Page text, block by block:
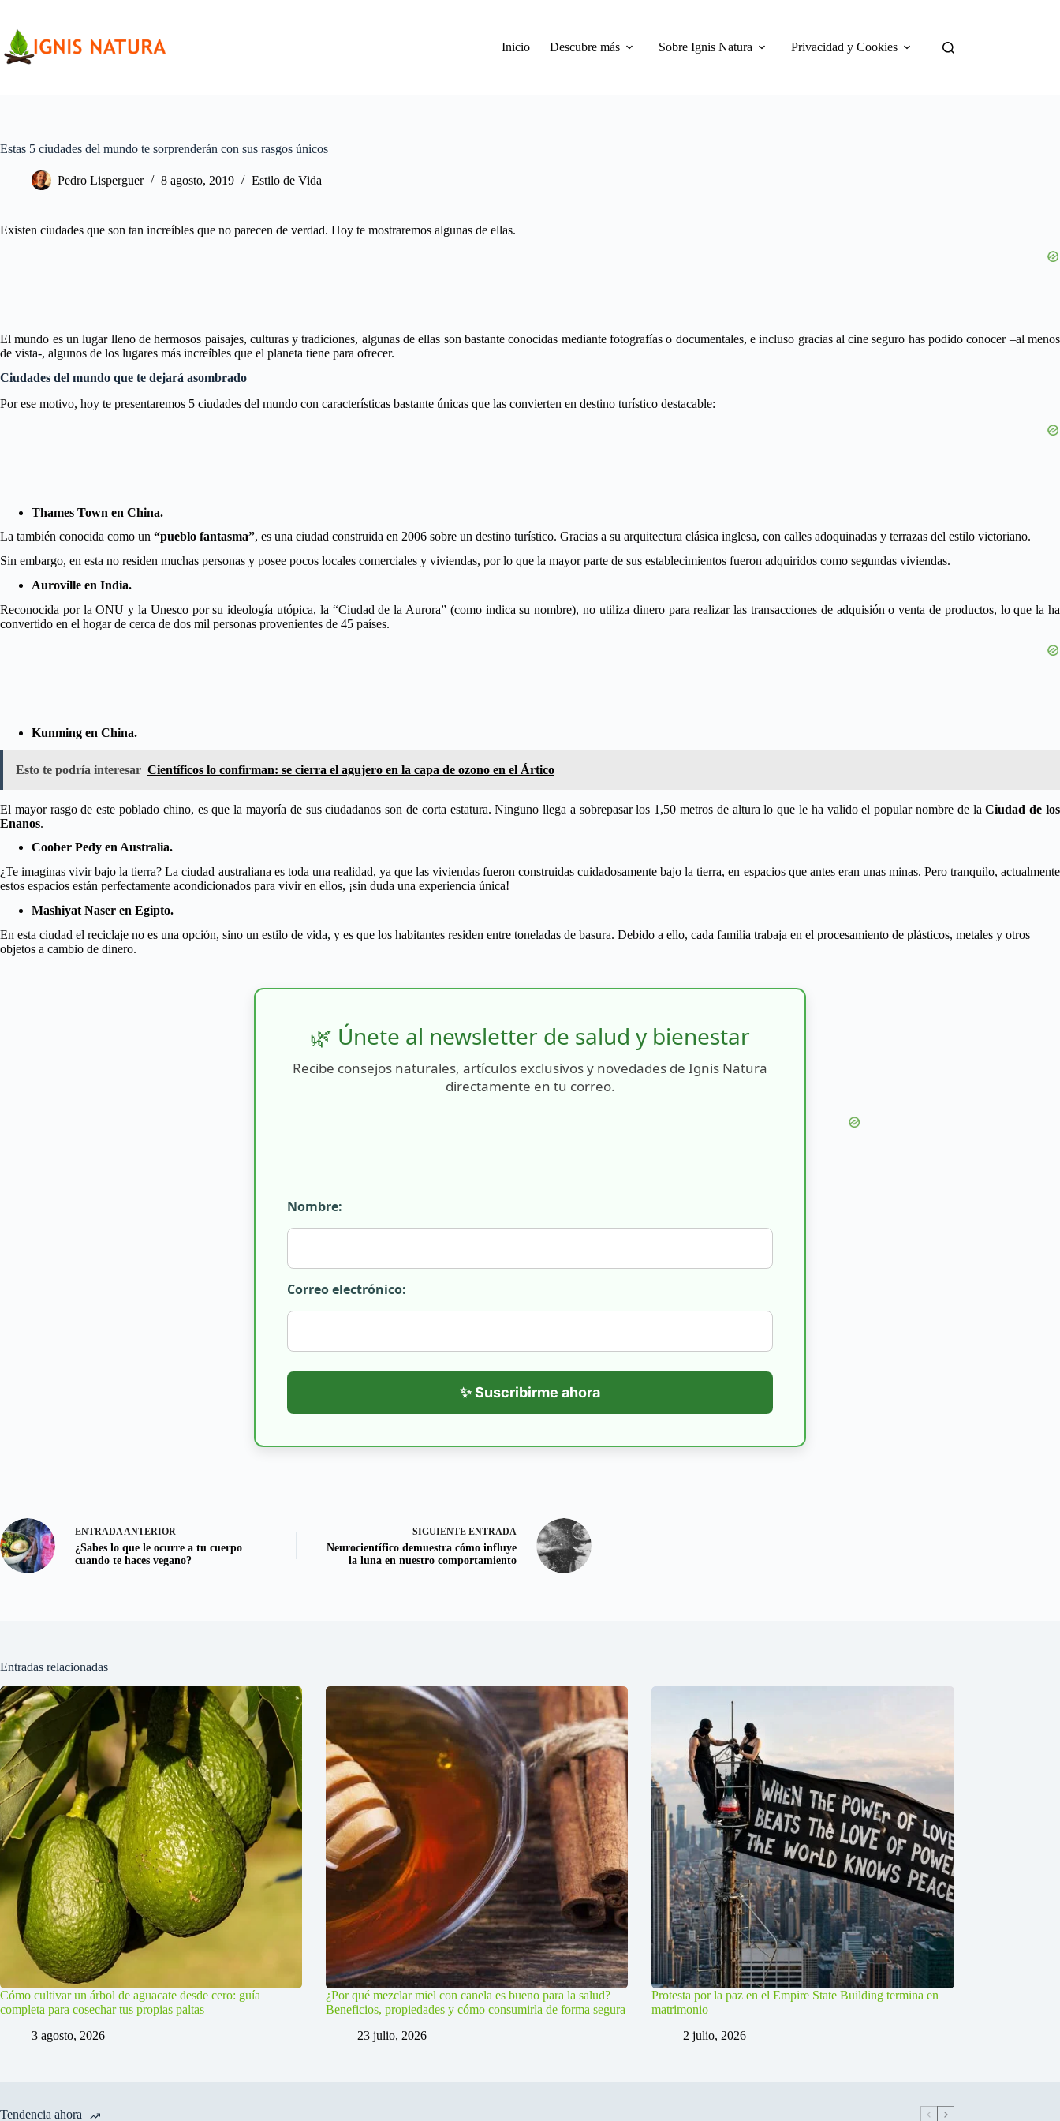
contenido
Inicio
Descubre más Sobre Ignis Natura Privacidad y Cookies
Estas 5 ciudades del mundo te sorprenderán con sus rasgos únicos
Pedro Lisperguer 8 agosto, 2019 Estilo de Vida
Existen ciudades que son tan increíbles que no parecen de verdad. Hoy te mostraremos algunas de ellas.
El mundo es un lugar lleno de hermosos paisajes, culturas y tradiciones, algunas de ellas son bastante conocidas mediante fotografías o documentales, e incluso gracias al cine seguro has podido conocer –al menos
de vista-, algunos de los lugares más increíbles que el planeta tiene para ofrecer.
Ciudades del mundo que te dejará asombrado
Por ese motivo, hoy te presentaremos 5 ciudades del mundo con características bastante únicas que las convierten en destino turístico destacable:
Thames Town en China.
La también conocida como un “pueblo fantasma”, es una ciudad construida en 2006 sobre un destino turístico. Gracias a su arquitectura clásica inglesa, con calles adoquinadas y terrazas del estilo victoriano.
Sin embargo, en esta no residen muchas personas y posee pocos locales comerciales y viviendas, por lo que la mayor parte de sus establecimientos fueron adquiridos como segundas viviendas.
Auroville en India.
Reconocida por la ONU y la Unesco por su ideología utópica, la “Ciudad de la Aurora” (como indica su nombre), no utiliza dinero para realizar las transacciones de adquisión o venta de productos, lo que la ha
convertido en el hogar de cerca de dos mil personas provenientes de 45 países.
Kunming en China.
Esto te podría interesar Científicos lo confirman: se cierra el agujero en la capa de ozono en el Ártico
El mayor rasgo de este poblado chino, es que la mayoría de sus ciudadanos son de corta estatura. Ninguno llega a sobrepasar los 1,50 metros de altura lo que le ha valido el popular nombre de laCiudad de los
Enanos.
Coober Pedy en Australia.
¿Te imaginas vivir bajo la tierra? La ciudad australiana es toda una realidad, ya que las viviendas fueron construidas cuidadosamente bajo la tierra, en espacios que antes eran unas minas. Pero tranquilo, actualmente
estos espacios están perfectamente acondicionados para vivir en ellos, ¡sin duda una experiencia única!
Mashiyat Naser en Egipto.
En esta ciudad el reciclaje no es una opción, sino un estilo de vida, y es que los habitantes residen entre toneladas de basura. Debido a ello, cada familia trabaja en el procesamiento de plásticos, metales y otros
objetos a cambio de dinero.
🌿 Únete al newsletter de salud y bienestar
Recibe consejos naturales, artículos exclusivos y novedades de Ignis Natura
directamente en tu correo.
Nombre:
Correo electrónico:
✨ Suscribirme ahora
ENTRADAANTERIOR
¿Sabes lo que le ocurre a tu cuerpo
cuando te haces vegano?
SIGUIENTE ENTRADA
Neurocientífico demuestra cómo influye
la luna en nuestro comportamiento
Entradas relacionadas
Cómo cultivar un árbol de aguacate desde cero: guía
completa para cosechar tus propias paltas
3 agosto, 2026
¿Por qué mezclar miel con canela es bueno para la salud?
Beneficios, propiedades y cómo consumirla de forma segura
23 julio, 2026
Protesta por la paz en el Empire State Building termina en
matrimonio
2 julio, 2026
Tendencia ahora